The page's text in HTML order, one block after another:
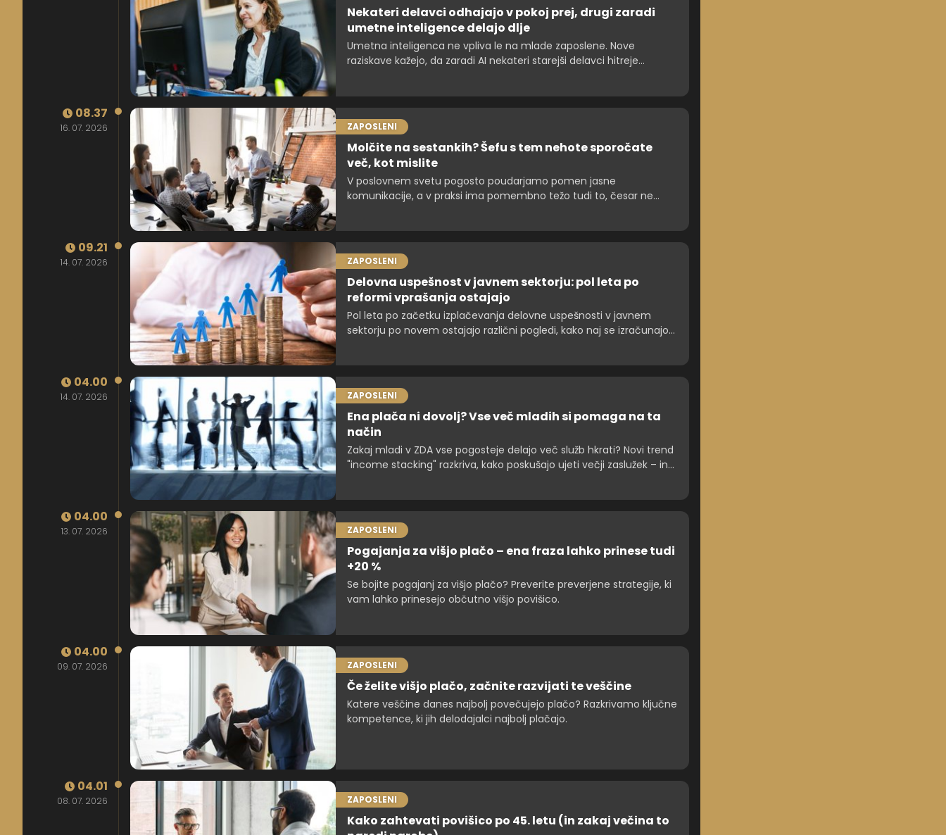
Nekateri delavci odhajajo v pokoj prej, drugi zaradi
umetne inteligence delajo dlje
Umetna inteligenca ne vpliva le na mlade zaposlene. Nove
raziskave kažejo, da zaradi AI nekateri starejši delavci hitreje
08.37
16. 07. 2026 ZAPOSLENI
Molčite na sestankih? Šefu s tem nehote sporočate
več, kot mislite
V poslovnem svetu pogosto poudarjamo pomen jasne
komunikacije, a v praksi ima pomembno težo tudi to, česar ne
razumejo prav na ta način. V dinamičnem delovnem okolju, kjer se
pričakuje sodelovanje, lahko dolgotrajen molk nehote ustvarja
vtise, ki vplivajo na kariero, odnose in tudi na zaznavo kompetenc
posameznika.
09.21
14. 07. 2026 ZAPOSLENI
Delovna uspešnost v javnem sektorju: pol leta po
reformi vprašanja ostajajo
Pol leta po začetku izplačevanja delovne uspešnosti v javnem
sektorju po novem ostajajo različni pogledi, kako naj se izračunajo
oceni resornega ministrstva bi bilo smiselno preučiti možnosti
drugačne ureditve.
04.00
14. 07. 2026 ZAPOSLENI
Ena plača ni dovolj? Vse več mladih si pomaga na ta
način
Zakaj mladi v ZDA vse pogosteje delajo več služb hkrati? Novi trend
"income stacking" razkriva, kako poskušajo ujeti večji zaslužek – in
04.00
13. 07. 2026 ZAPOSLENI
Pogajanja za višjo plačo – ena fraza lahko prinese tudi
+20 %
Se bojite pogajanj za višjo plačo? Preverite preverjene strategije, ki
vam lahko prinesejo občutno višjo povišico.
04.00
09. 07. 2026 ZAPOSLENI
Če želite višjo plačo, začnite razvijati te veščine
Katere veščine danes najbolj povečujejo plačo? Razkrivamo ključne
kompetence, ki jih delodajalci najbolj plačajo.
04.01
08. 07. 2026 ZAPOSLENI
Kako zahtevati povišico po 45. letu (in zakaj večina to